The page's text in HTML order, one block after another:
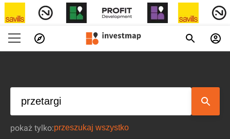
pokaż tylko: